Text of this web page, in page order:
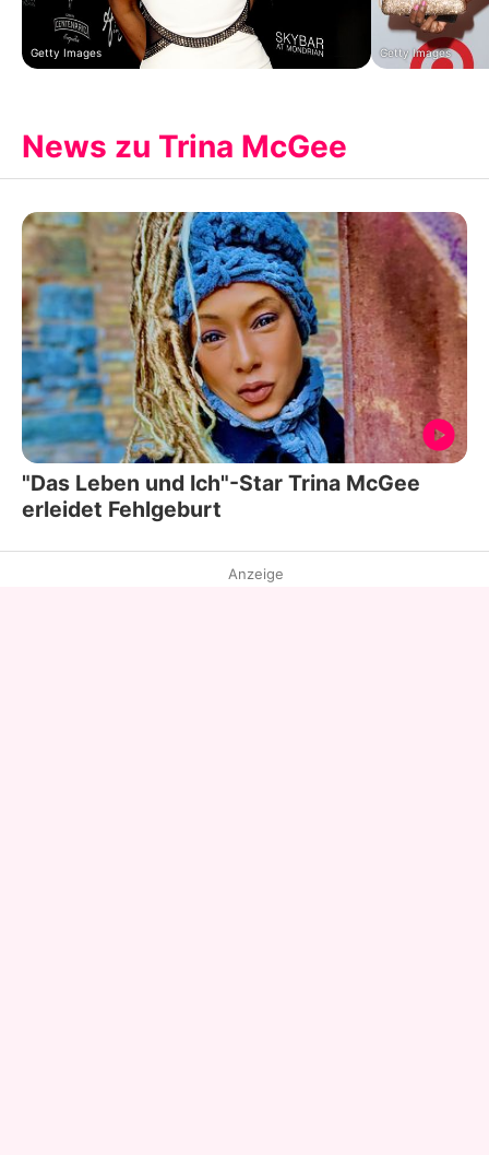
Getty Images Getty Images
News zu Trina McGee
"Das Leben und Ich"-Star Trina McGee
erleidet Fehlgeburt
Anzeige